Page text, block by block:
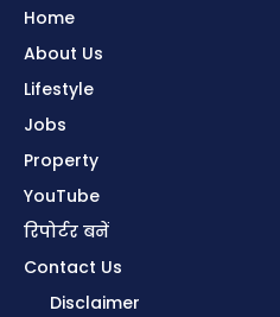
Home
About Us
Lifestyle
Jobs
Property
YouTube
रिपोर्टर बनें
Contact Us
Disclaimer